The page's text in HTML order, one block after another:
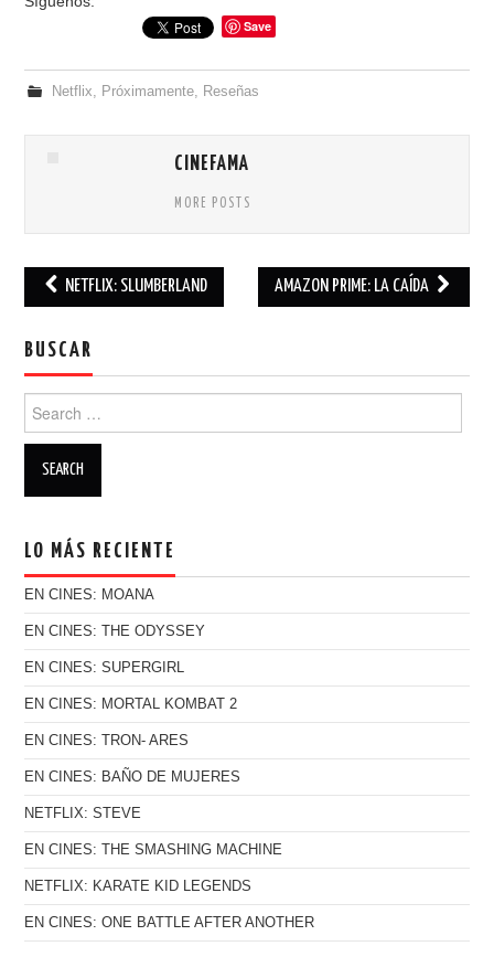
Save
Netflix Próximamente, Reseñas
CINEFAMA
MORE POSTS
NETFLIX: SLUMBERLAND AMAZON PRIME: LA CAÍDA
BUSCAR
Search for:
LO MÁS RECIENTE
EN CINES: MOANA
EN CINES: THE ODYSSEY
EN CINES: SUPERGIRL
EN CINES: MORTAL KOMBAT 2
EN CINES: TRON- ARES
EN CINES: BAÑO DE MUJERES
NETFLIX: STEVE
EN CINES: THE SMASHING MACHINE
NETFLIX: KARATE KID LEGENDS
EN CINES: ONE BATTLE AFTER ANOTHER